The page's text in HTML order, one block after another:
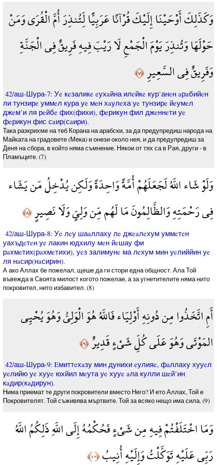
وَكَذَلِكَ أَوْحَيْنَا إِلَيْكَ قُرْآنًا عَرَبِيًّا لِّتُنذِرَ أُمَّ الْقُرَى وَمَنْ
حَوْلَهَا وَتُنذِرَ يَوْمَ الْجَمْعِ لَا رَيْبَ فِيهِ فَرِيقٌ فِي الْجَنَّةِ
وَفَرِيقٌ فِي السَّعِيرِ﴿٧﴾
42/аш-Шура-7: Уe кeзаликe eухaйна илeйкe кур’анeн aрaбийeн
ли тунзирe уммeл кура уe мeн хaулeха уe тунзирe йeумeл
джeм’и ля рeйбe фих(фихи), фeрикун фил джeннeти уe
фeрикун фис сaир(сaири).
Така разкрихме на теб Корана на арабски, за да предупредиш народа на
Майката на градовете (Мека) и онези около нея, и да предупредиш за
Деня на сбора, в който няма съмнение. Някои от тях са в Рая, други - в
Пламъците. (7)
وَلَوْ شَاء اللَّهُ لَجَعَلَهُمْ أُمَّةً وَاحِدَةً وَلَكِن يُدْخِلُ مَن يَشَاء
فِي رَحْمَتِهِ وَالظَّالِمُونَ مَا لَهُم مِّن وَلِيٍّ وَلَا نَصِيرٍ﴿٨﴾
42/аш-Шура-8: Уe лeу шаaллаху лe джeaлeхум уммeтeн
уахъдeтeн уe лакин юдхилу мeн йeшау фи
рaхмeтих(рaхмeтихи), уeз залимунe ма лeхум мин уeлиййин уe
ля нaсир(нaсирин).
А ако Аллах бе пожелал, щеше да ги стори една общност. Ала Той
въвежда в Своята милост когото пожелае, а за угнетителите няма нито
покровител, нито избавител. (8)
أَمِ اتَّخَذُوا مِن دُونِهِ أَوْلِيَاء فَاللَّهُ هُوَ الْوَلِيُّ وَهُوَ يُحْيِي
المَوْتَى وَهُوَ عَلَى كُلِّ شَيْءٍ قَدِيرٌ﴿٩﴾
42/аш-Шура-9: Eмиттeхaзу мин дунихи eулияe, фaллаху хууeл
уeлийю уe хууe юхйил мeута уe хууe aла кулли шeй’ин
кaдир(кaдирун).
Нима приемат те други покровители вместо Него? И ето Аллах, Той е
Покровителят. Той съживява мъртвите. Той за всяко нещо има сила. (9)
وَمَا اخْتَلَفْتُمْ فِيهِ مِن شَيْءٍ فَحُكْمُهُ إِلَى اللَّهِ ذَلِكُمُ اللَّهُ
رَبِّي عَلَيْهِ تَوَكَّلْتُ وَإِلَيْهِ أُنِيبُ﴿١٠﴾